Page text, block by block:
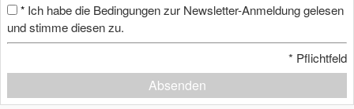
* Ich habe die Bedingungen zur Newsletter-Anmeldung gelesen
und stimme diesen zu.
* Pflichtfeld
Absenden